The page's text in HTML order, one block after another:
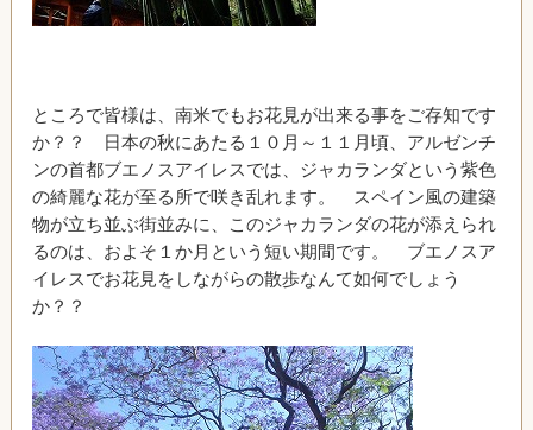
ところで皆様は、南米でもお花見が出来る事をご存知です
か？？ 日本の秋にあたる１０月～１１月頃、アルゼンチ
ンの首都ブエノスアイレスでは、ジャカランダという紫色
の綺麗な花が至る所で咲き乱れます。 スペイン風の建築
物が立ち並ぶ街並みに、このジャカランダの花が添えられ
るのは、およそ１か月という短い期間です。 ブエノスア
イレスでお花見をしながらの散歩なんて如何でしょう
か？？